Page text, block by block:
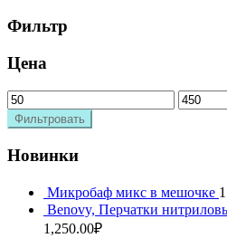
Фильтр
Цена
Фильтровать
Новинки
Микробаф микс в мешочке
Benovy, Перчатки
1,250.00₽